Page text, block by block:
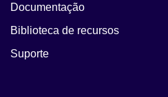
Documentação
Biblioteca de recursos
Suporte